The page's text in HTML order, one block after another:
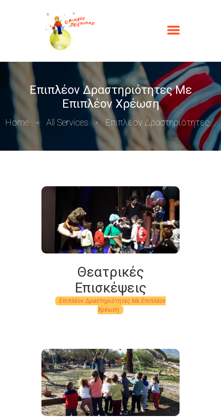
Επιπλέον Δραστηριότητες Mε
Eπιπλέον Xρέωση
Home All Services Επιπλέον Δραστηριότητες...
Ο ΜΙΚΡΌΣ ΠΡΊΓΚΙΠΑΣ
Θεατρικές
Επισκέψεις
Επιπλέον Δραστηριότητες Mε Eπιπλέον
Xρέωση